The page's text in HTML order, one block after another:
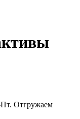
Отгружаем